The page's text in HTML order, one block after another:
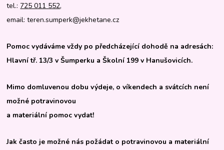
tel.: 725 011 552,
email: teren.sumperk@jekhetane.cz
Pomoc vydáváme vždy po předcházející dohodě na adresách:
Hlavní tř. 13/3 v Šumperku a Školní 199 v Hanušovicích.
Mimo domluvenou dobu výdeje, o víkendech a svátcích není
možné potravinovou
a materiální pomoc vydat!
Jak často je možné nás požádat o potravinovou a materiální